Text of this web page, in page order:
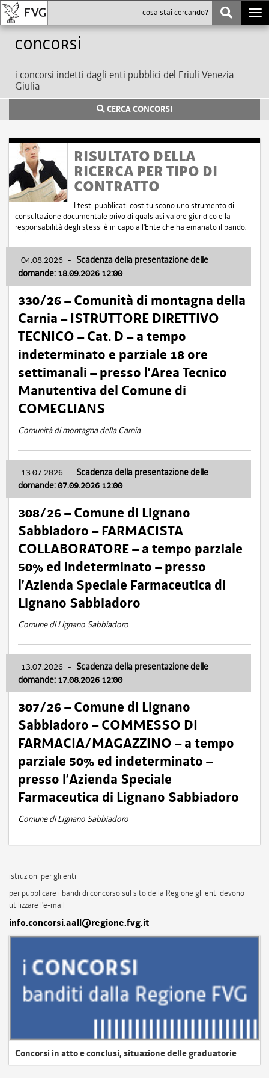
Concorsi
i concorsi indetti dagli enti pubblici del Friuli Venezia
Giulia
CERCA CONCORSI
RISULTATO DELLA
RICERCA PER TIPO DI
CONTRATTO
I testi pubblicati costituiscono uno strumento di
consultazione documentale privo di qualsiasi valore giuridico e la
responsabilità degli stessi è in capo all'Ente che ha emanato il bando.
04.08.2026 - Scadenza della presentazione delle
domande: 18.09.2026 12:00
330/26 – Comunità di montagna della
Carnia – ISTRUTTORE DIRETTIVO
TECNICO – Cat. D – a tempo
indeterminato e parziale 18 ore
settimanali – presso l’Area Tecnico
Manutentiva del Comune di
COMEGLIANS
Comunità di montagna della Carnia
13.07.2026 - Scadenza della presentazione delle
domande: 07.09.2026 12:00
308/26 – Comune di Lignano
Sabbiadoro – FARMACISTA
COLLABORATORE – a tempo parziale
50% ed indeterminato – presso
l’Azienda Speciale Farmaceutica di
Lignano Sabbiadoro
Comune di Lignano Sabbiadoro
13.07.2026 - Scadenza della presentazione delle
domande: 17.08.2026 12:00
307/26 – Comune di Lignano
Sabbiadoro – COMMESSO DI
FARMACIA/MAGAZZINO – a tempo
parziale 50% ed indeterminato –
presso l’Azienda Speciale
Farmaceutica di Lignano Sabbiadoro
Comune di Lignano Sabbiadoro
istruzioni per gli enti
per pubblicare i bandi di concorso sul sito della Regione gli enti devono
utilizzare l'e-mail
info.concorsi.aall@regione.fvg.it
Concorsi in atto e conclusi, situazione delle graduatorie